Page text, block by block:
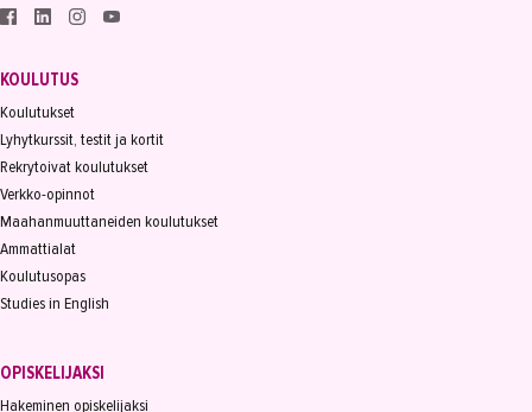
KOULUTUS
Koulutukset
Lyhytkurssit, testit ja kortit
Rekrytoivat koulutukset
Verkko-opinnot
Maahanmuuttaneiden koulutukset
Ammattialat
Koulutusopas
Studies in English
OPISKELIJAKSI
Hakeminen opiskelijaksi